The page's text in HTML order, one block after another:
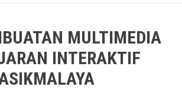
MULTIMEDIA
INTERAKTIF